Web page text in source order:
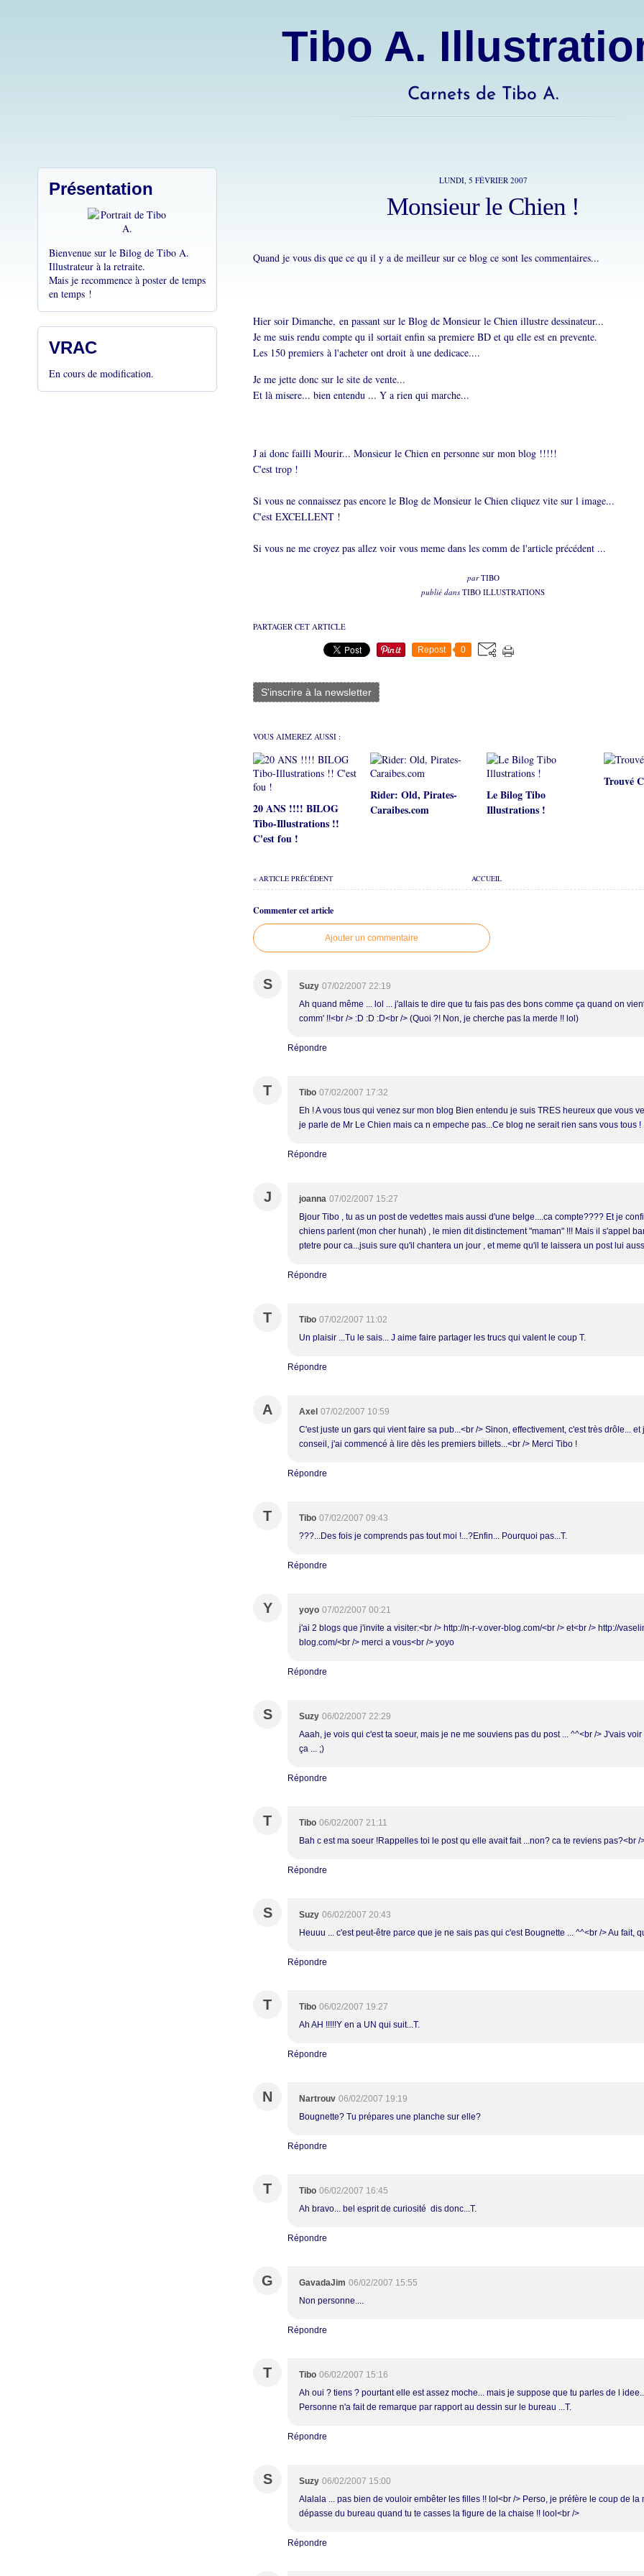
Tibo A.
Carnets de Tibo A.
Présentation
Bienvenue sur le Bilog de Tibo A.
Illustrateur à la retraite.
Mais je recommence à poster de temps
en temps !
VRAC
En cours de modification.
LUNDI, 5 FÉVRIER 2007
Monsieur le Chien !
Quand je vous dis que ce qu il y a de meilleur sur ce blog ce sont les commentaires...
Hier soir Dimanche, en passant sur le Blog de Monsieur le Chien illustre dessinateur...
Je me suis rendu compte qu il sortait enfin sa premiere BD et qu elle est en prevente.
Les 150 premiers à l'acheter ont droit à une dedicace....
Je me jette donc sur le site de vente...
Et là misere... bien entendu ... Y a rien qui marche...
J ai donc failli Mourir... Monsieur le Chien en personne sur mon blog !!!!!
C'est trop !
Si vous ne connaissez pas encore le Blog de Monsieur le Chien cliquez vite sur l image...
C'est EXCELLENT !
Si vous ne me croyez pas allez voir vous meme dans les comm de l'article précédent ...
parTIBO
publié dans TIBO ILLUSTRATIONS
PARTAGER CET ARTICLE
Repost 0
S'inscrire à la newsletter
VOUS AIMEREZ AUSSI :
20 ANS !!!! BILOG
Tibo-Illustrations !!
C'est fou !
Rider: Old, Pirates-
Caraibes.com
Le Bilog Tibo
Illustrations !
Trouvé
ACCUEIL
« ARTICLE PRÉCÉDENT
Commenter cet article
Ajouter un commentaire
S Suzy 07/02/2007 22:19
Ah quand même ... lol ... j'allais te dire que tu fais pas des bons comme ça quand on
comm' !!<br /> :D :D :D<br /> (Quoi ?! Non, je cherche pas la merde !! lol)
Répondre
T Tibo 07/02/2007 17:32
Eh ! A vous tous qui venez sur mon blog Bien entendu je suis TRES heureux que vous
je parle de Mr Le Chien mais ca n empeche pas...Ce blog ne serait rien sans vous tous !
Répondre
J joanna 07/02/2007 15:27
Bjour Tibo , tu as un post de vedettes mais aussi d'une belge....ca compte???? Et je
chiens parlent (mon cher hunah) , le mien dit distinctement "maman" !!! Mais il s'appel
ptetre pour ca...jsuis sure qu'il chantera un jour , et meme qu'il te laissera un post lui
Répondre
T Tibo 07/02/2007 11:02
Un plaisir ...Tu le sais... J aime faire partager les trucs qui valent le coup T.
Répondre
A Axel 07/02/2007 10:59
C'est juste un gars qui vient faire sa pub...<br /> Sinon, effectivement, c'est très drôle... et
conseil, j'ai commencé à lire dès les premiers billets...<br /> Merci Tibo !
Répondre
T Tibo 07/02/2007 09:43
???...Des fois je comprends pas tout moi !...?Enfin... Pourquoi pas...T.
Répondre
Y yoyo 07/02/2007 00:21
j'ai 2 blogs que j'invite a visiter:<br /> http://n-r-v.over-blog.com/<br /> et<br /> http://
blog.com/<br /> merci a vous<br /> yoyo
Répondre
S Suzy 06/02/2007 22:29
Aaah, je vois qui c'est ta soeur, mais je ne me souviens pas du post ... ^^<br /> J'vais
ça ... ;)
Répondre
T Tibo 06/02/2007 21:11
Bah c est ma soeur !Rappelles toi le post qu elle avait fait ...non? ca te reviens pas?<br /
Répondre
S Suzy 06/02/2007 20:43
Heuuu ... c'est peut-être parce que je ne sais pas qui c'est Bougnette ... ^^<br /> Au fait,
Répondre
T Tibo 06/02/2007 19:27
Ah AH !!!!!Y en a UN qui suit...T.
Répondre
N Nartrouv 06/02/2007 19:19
Bougnette? Tu prépares une planche sur elle?
Répondre
T Tibo 06/02/2007 16:45
Ah bravo... bel esprit de curiosité dis donc...T.
Répondre
G GavadaJim 06/02/2007 15:55
Non personne....
Répondre
T Tibo 06/02/2007 15:16
Ah oui ? tiens ? pourtant elle est assez moche... mais je suppose que tu parles de l
Personne n'a fait de remarque par rapport au dessin sur le bureau ...T.
Répondre
S Suzy 06/02/2007 15:00
Alalala ... pas bien de vouloir embêter les filles !! lol<br /> Perso, je préfère le coup de la
dépasse du bureau quand tu te casses la figure de la chaise !! lool<br />
Répondre